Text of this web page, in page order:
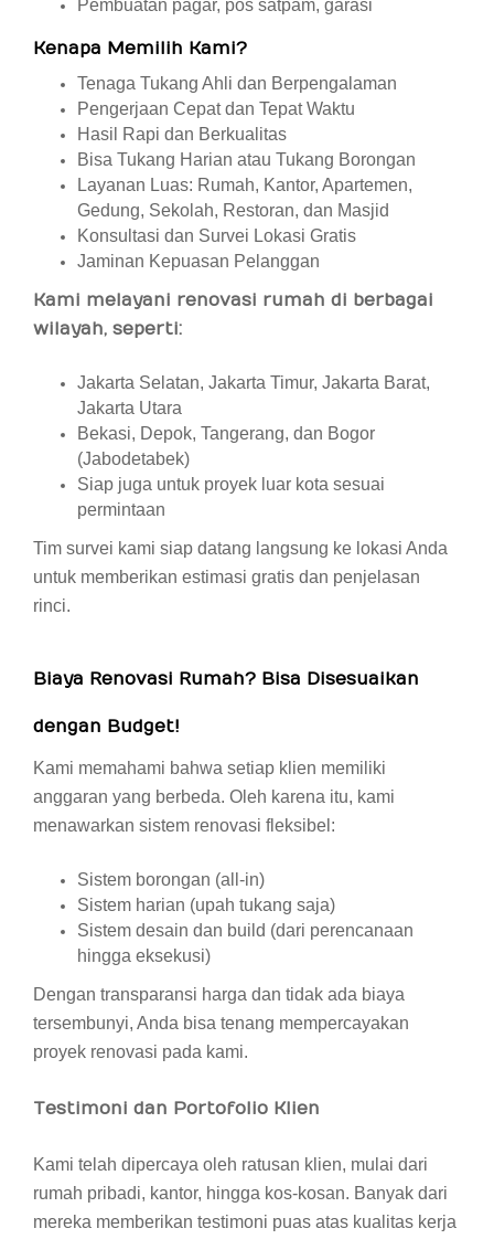
Pembuatan pagar, pos satpam, garasi
Kenapa Memilih Kami?
Tenaga Tukang Ahli dan Berpengalaman
Pengerjaan Cepat dan Tepat Waktu
Hasil Rapi dan Berkualitas
Bisa Tukang Harian atau Tukang Borongan
Layanan Luas: Rumah, Kantor, Apartemen,
Gedung, Sekolah, Restoran, dan Masjid
Konsultasi dan Survei Lokasi Gratis
Jaminan Kepuasan Pelanggan
Kami melayani renovasi rumah di berbagai
wilayah, seperti:
Jakarta Selatan, Jakarta Timur, Jakarta Barat,
Jakarta Utara
Bekasi, Depok, Tangerang, dan Bogor
(Jabodetabek)
Siap juga untuk proyek luar kota sesuai
permintaan
Tim survei kami siap datang langsung ke lokasi Anda
untuk memberikan estimasi gratis dan penjelasan
rinci.
Biaya Renovasi Rumah? Bisa Disesuaikan
dengan Budget!
Kami memahami bahwa setiap klien memiliki
anggaran yang berbeda. Oleh karena itu, kami
menawarkan sistem renovasi fleksibel:
Sistem borongan (all-in)
Sistem harian (upah tukang saja)
Sistem desain dan build (dari perencanaan
hingga eksekusi)
Dengan transparansi harga dan tidak ada biaya
tersembunyi, Anda bisa tenang mempercayakan
proyek renovasi pada kami.
Testimoni dan Portofolio Klien
Kami telah dipercaya oleh ratusan klien, mulai dari
rumah pribadi, kantor, hingga kos-kosan. Banyak dari
mereka memberikan testimoni puas atas kualitas kerja